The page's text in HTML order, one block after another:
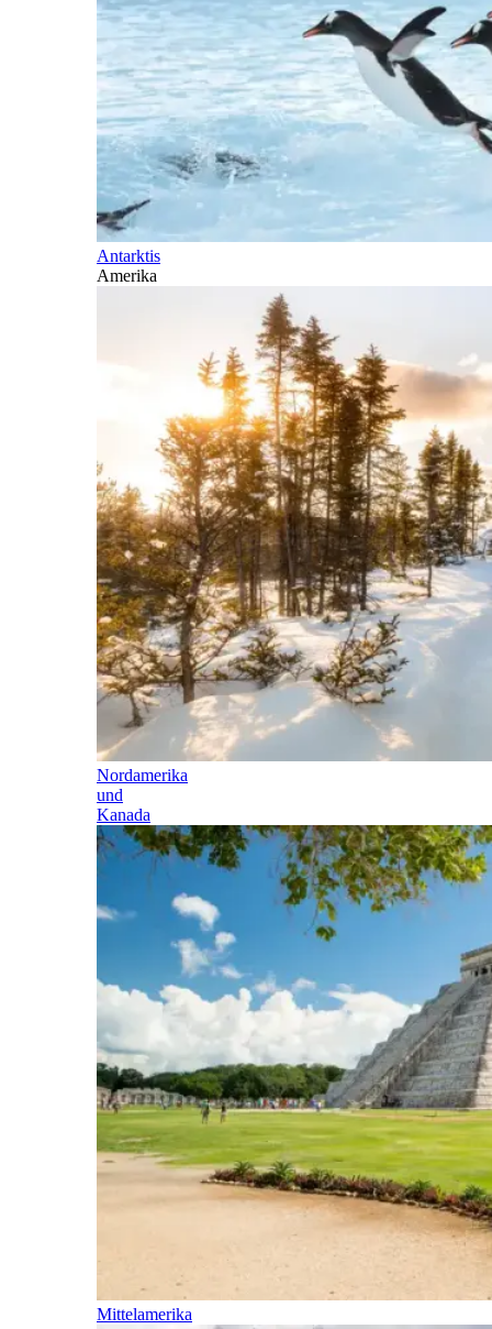
Antarktis
Amerika
Nordamerika
und
Kanada
Mittelamerika